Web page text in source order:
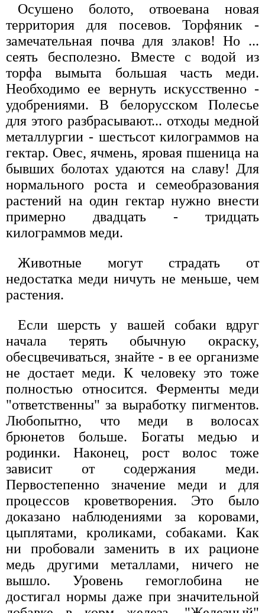
Осушено болото, отвоевана новая
территория для посевов. Торфяник -
замечательная почва для злаков! Но ...
сеять бесполезно. Вместе с водой из
торфа вымыта большая часть меди.
Необходимо ее вернуть искусственно -
удобрениями. В белорусском Полесье
для этого разбрасывают... отходы медной
металлургии - шестьсот килограммов на
гектар. Овес, ячмень, яровая пшеница на
бывших болотах удаются на славу! Для
нормального роста и семеобразования
растений на один гектар нужно внести
примерно двадцать - тридцать
килограммов меди.
Животные могут страдать от
недостатка меди ничуть не меньше, чем
растения.
Если шерсть у вашей собаки вдруг
начала терять обычную окраску,
обесцвечиваться, знайте - в ее организме
не достает меди. К человеку это тоже
полностью относится. Ферменты меди
"ответственны" за выработку пигментов.
Любопытно, что меди в волосах
брюнетов больше. Богаты медью и
родинки. Наконец, рост волос тоже
зависит от содержания меди.
Первостепенно значение меди и для
процессов кроветворения. Это было
доказано наблюдениями за коровами,
цыплятами, кроликами, собаками. Как
ни пробовали заменить в их рационе
медь другими металлами, ничего не
вышло. Уровень гемоглобина не
достигал нормы даже при значительной